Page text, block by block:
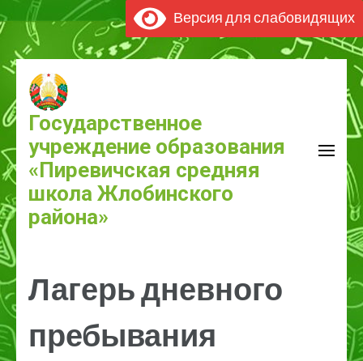
Версия для слабовидящих
Перейти
содержимому
(нажмите
Enter)
Государственное
учреждение образования
«Пиревичская средняя
школа Жлобинского
района»
Лагерь дневного
пребывания